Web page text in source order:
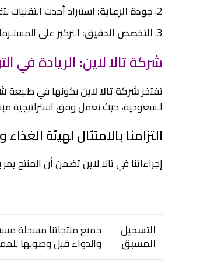
جودة الرعاية: استيراد أحدث التقنيات
التخصص الدقيق: التركيز على
شركة تالا لاين: الريادة في
تفتخرشركة تالا لاينبكونها في طليعة
السعودية، حيث نعمل وفق استراتيجية
التزامنا بالامتثال لهيئة
إجراءاتنا في تالا لاين تضمن أن
التسجيل
المسبق
جميع منتجاتنا مسجلة
والدواء قبل وصولها